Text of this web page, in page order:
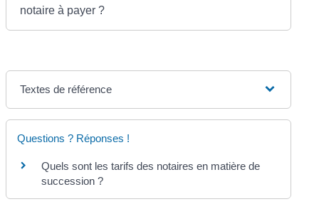
notaire à payer ?
Textes de référence
Questions ? Réponses !
Quels sont les tarifs des notaires en matière de
succession ?